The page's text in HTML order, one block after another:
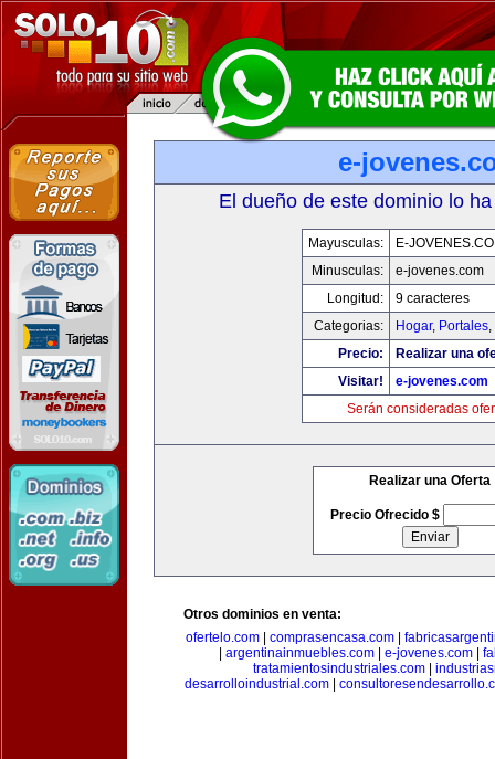
e-
El dueño de este dominio lo
Mayusculas:
E-
Minusculas:
e-jovenes.com
Longitud:
9 caracteres
Categorias:
Hogar, Portales,
Precio:
Realizar una
Visitar!
e-jovenes.com
Serán consideradas
Realizar una Oferta
Precio Ofrecido $
Otros dominios en venta:
ofertelo.com| comprasencasa.com|
argentinainmuebles.com| e-jovenes.com|
tratamientosindustriales.com
desarrolloindustrial.com|